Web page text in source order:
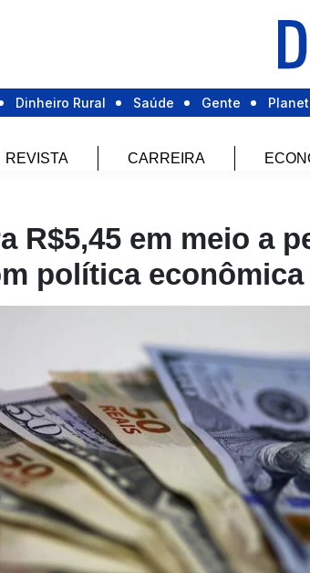
Dinheiro Rural Saúde Gente
REVISTA CARREIRA
R$5,45 em meio a
política